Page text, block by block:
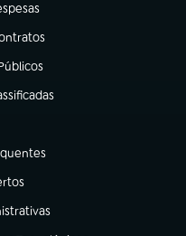
aba)
aba)
aba)
em nova aba)
aba)
aba)